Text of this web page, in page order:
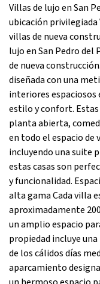
Villas de lujo en San
ubicación
villas de nueva
lujo en San Pedro del
de nueva
diseñada con una
interiores espaciosos
estilo y confort. Estas
planta abierta,
en todo el espacio de
incluyendo una suite
estas casas son
y funcionalidad.
alta gama Cada villa
aproximadamente
un amplio espacio
propiedad incluye
de los cálidos días
aparcamiento